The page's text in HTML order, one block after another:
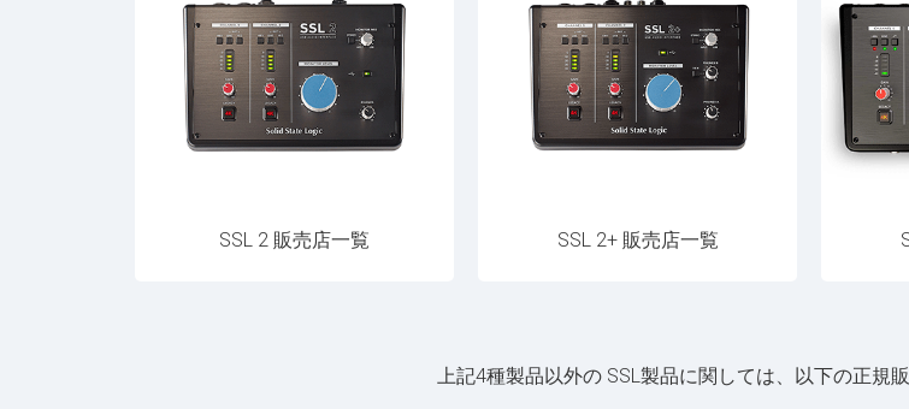
SSL 2 販売店一覧 SSL 2+ 販売店一覧
上記4種製品以外の SSL製品に関しては、以下の正規